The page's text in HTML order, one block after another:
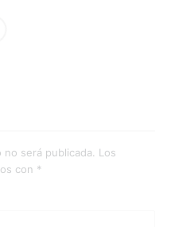
será publicada.
Los
con *